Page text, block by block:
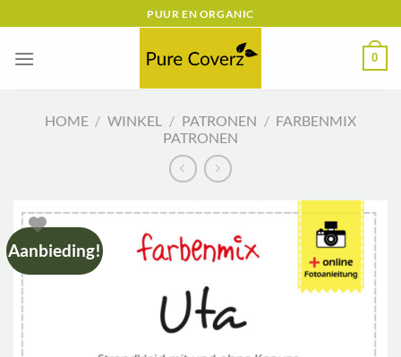
naar
inhoud
PUUR EN ORGANIC
0
HOME / WINKEL / PATRONEN / FARBENMIX
PATRONEN
Aanbieding!